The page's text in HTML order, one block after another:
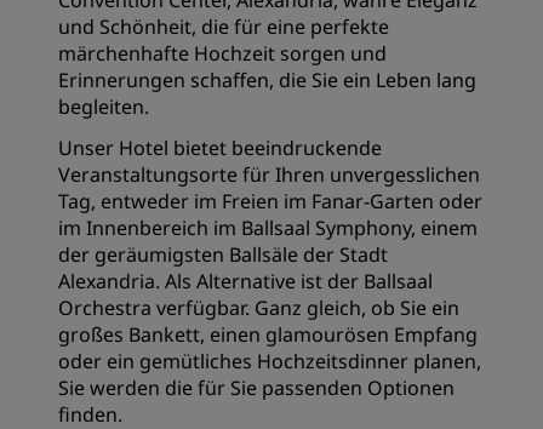
und Schönheit, die für eine perfekte
märchenhafte Hochzeit sorgen und
Erinnerungen schaffen, die Sie ein Leben lang
begleiten.
Unser Hotel bietet beeindruckende
Veranstaltungsorte für Ihren unvergesslichen
Tag, entweder im Freien im Fanar-Garten oder
im Innenbereich im Ballsaal Symphony, einem
der geräumigsten Ballsäle der Stadt
Alexandria. Als Alternative ist der Ballsaal
Orchestra verfügbar. Ganz gleich, ob Sie ein
großes Bankett, einen glamourösen Empfang
oder ein gemütliches Hochzeitsdinner planen,
Sie werden die für Sie passenden Optionen
finden.